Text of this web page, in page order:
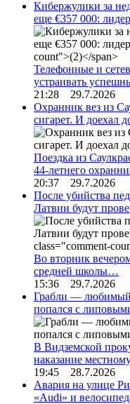
Кибержулики за
еще €357 000:
Телефонные и
устраивать
21:28 29.7.2026
Охранник вез из
сигарет. И доехал
Поездка из
44-летнего
20:37 29.7.2026
После убийства
Латвии будут
Во вторник
средней школы…
15:36 29.7.2026
Грабли — любимый
попался с
В Видземской
наказание
19:45 28.7.2026
Авария на улице
«Audi» и